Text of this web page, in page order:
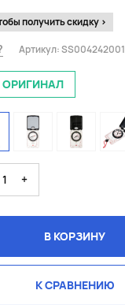
получить скидку >
Артикул:SS004242001
ОРИГИНАЛ
1 +
В КОРЗИНУ
К СРАВНЕНИЮ